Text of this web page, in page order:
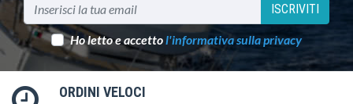
ISCRIVITI
Ho letto e accettol'informativa sulla privacy
ORDINI VELOCI